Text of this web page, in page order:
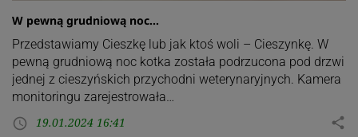
W pewną grudniową noc…
Przedstawiamy Cieszkę lub jak ktoś woli – Cieszynkę. W
pewną grudniową noc kotka została podrzucona pod drzwi
jednej z cieszyńskich przychodni weterynaryjnych. Kamera
monitoringu zarejestrowała…
access_time 19.01.2024 16:41 share